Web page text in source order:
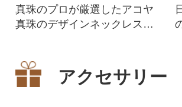
真珠のプロが厳選したアコヤ
真珠のデザインネックレスで
アクセサリー